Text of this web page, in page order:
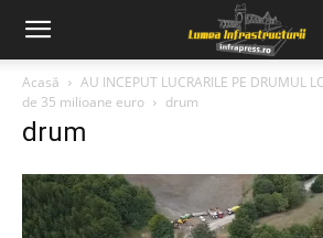
Acasă
AU INCEPUT LUCRARILE PE DRUMUL
de 35 milioane euro
drum
drum